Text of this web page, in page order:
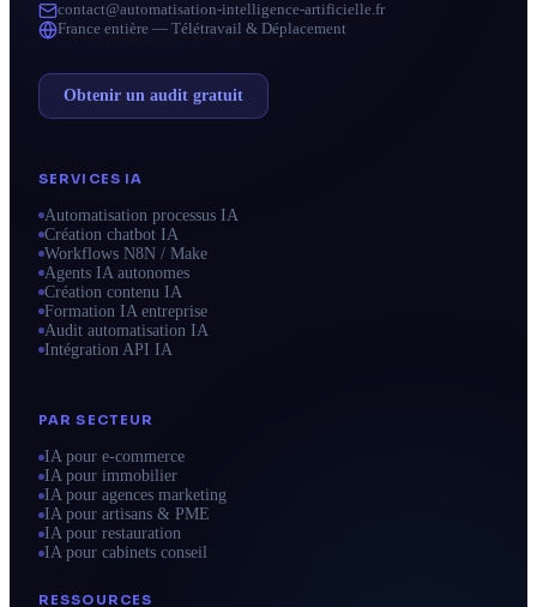
contact@automatisation-intelligence-artificielle.fr
France entière — Télétravail & Déplacement
Obtenir un audit gratuit
SERVICES IA
Automatisation processus IA
Création chatbot IA
Workflows N8N / Make
Agents IA autonomes
Création contenu IA
Formation IA entreprise
Audit automatisation IA
Intégration API IA
PAR SECTEUR
IA pour e-commerce
IA pour immobilier
IA pour agences marketing
IA pour artisans & PME
IA pour restauration
IA pour cabinets conseil
RESSOURCES